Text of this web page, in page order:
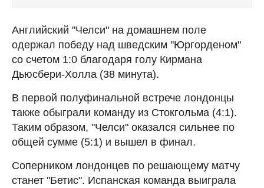
Английский "Челси" на домашнем поле
одержал победу над шведским "Юргорденом"
со счетом 1:0 благодаря голу Кирмана
Дьюсбери-Холла (38 минута).
В первой полуфинальной встрече лондонцы
также обыграли команду из Стокгольма (4:1).
Таким образом, "Челси" оказался сильнее по
общей сумме (5:1) и вышел в финал.
Соперником лондонцев по решающему матчу
станет "Бетис". Испанская команда выиграла